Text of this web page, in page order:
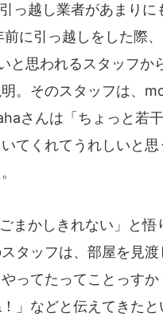
っ越し業者があまり
に引っ越しをした際
と思われるスタッフか
。そのスタッフは、
さんは「ちょっと若
てくれてうれしいと
まかしきれない」と悟
タッフは、部屋を見
ってたってことっす
」などと伝えてきた